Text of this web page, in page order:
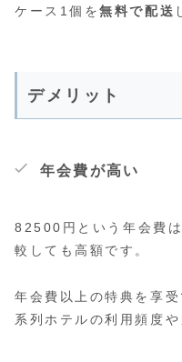
ケース1個を無料で配送
デメリット
年会費が高い
82500円という年会費
較しても高額です。
年会費以上の特典を享
系列ホテルの利用頻度